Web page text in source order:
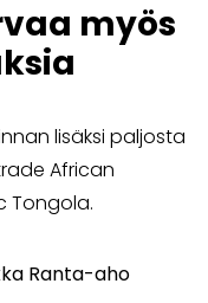
myös
lisäksi paljosta
African
Tongola.
Ranta-aho